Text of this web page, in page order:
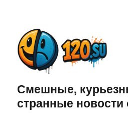
Смешные,
странные новости